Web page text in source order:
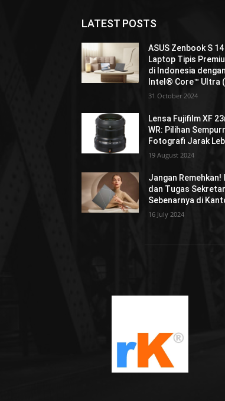
LATEST POSTS
ASUS Zenbook S 14
Laptop Tipis
di Indonesia
Intel® Core™ Ultra
31 October 2024
Lensa Fujifilm XF
WR: Pilihan
Fotografi Jarak
19 August 2024
Jangan Remehkan!
dan Tugas
Sebenarnya di
16 July 2024